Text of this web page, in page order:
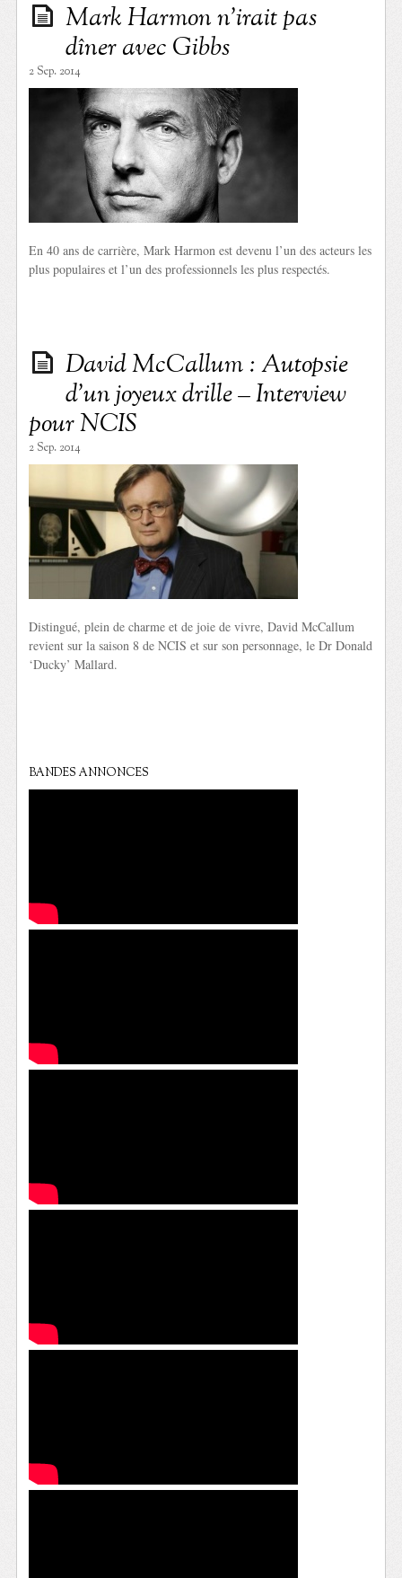
Mark Harmon n’irait pas
dîner avec Gibbs
2 Sep. 2014
En 40 ans de carrière, Mark Harmon est devenu l’un des acteurs les
plus populaires et l’un des professionnels les plus respectés.
David McCallum : Autopsie
d’un joyeux drille – Interview
pour NCIS
2 Sep. 2014
Distingué, plein de charme et de joie de vivre, David McCallum
revient sur la saison 8 de NCIS et sur son personnage, le Dr Donald
‘Ducky’ Mallard.
BANDES ANNONCES